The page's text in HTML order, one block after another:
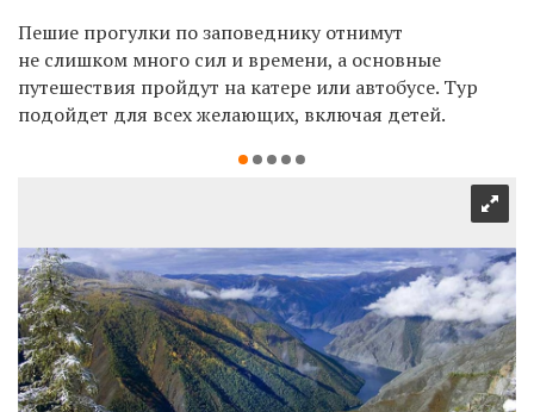
Пешие прогулки по заповеднику отнимут
не слишком много сил и времени, а основные
путешествия пройдут на катере или автобусе. Тур
подойдет для всех желающих, включая детей.